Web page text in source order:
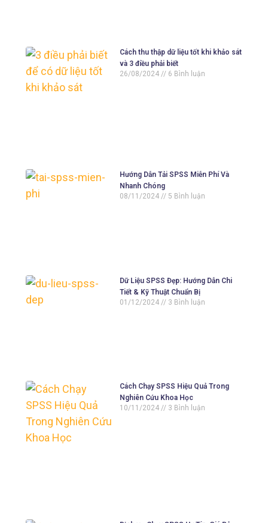
Cách thu thập dữ liệu tốt khi khảo sát
và 3 điều phải biết
26/08/2024
6 Bình luận
Hướng Dẫn Tải SPSS Miễn Phí Và
Nhanh Chóng
08/11/2024
5 Bình luận
Dữ Liệu SPSS Đẹp: Hướng Dẫn Chi
Tiết & Kỹ Thuật Chuẩn Bị
01/12/2024
3 Bình luận
Cách Chạy SPSS Hiệu Quả Trong
Nghiên Cứu Khoa Học
10/11/2024
3 Bình luận